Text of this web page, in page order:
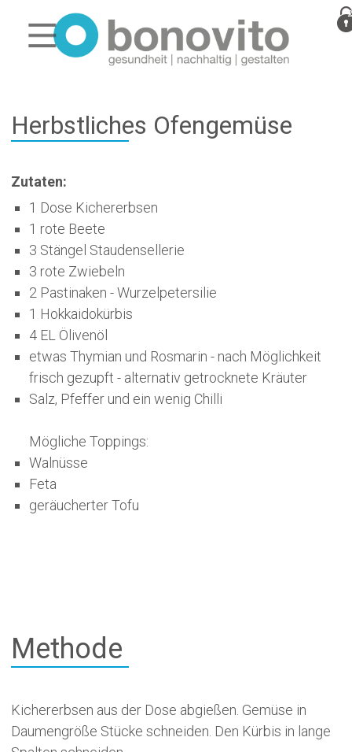
Herbstliches Ofengemüse
Zutaten:
1 Dose Kichererbsen
1 rote Beete
3 Stängel Staudensellerie
3 rote Zwiebeln
2 Pastinaken - Wurzelpetersilie
1 Hokkaidokürbis
4 EL Ölivenöl
etwas Thymian und Rosmarin - nach Möglichkeit
frisch gezupft - alternativ getrocknete Kräuter
Salz, Pfeffer und ein wenig Chilli
Mögliche Toppings:
Walnüsse
Feta
geräucherter Tofu
Methode
Kichererbsen aus der Dose abgießen. Gemüse in
Daumengröße Stücke schneiden. Den Kürbis in lange